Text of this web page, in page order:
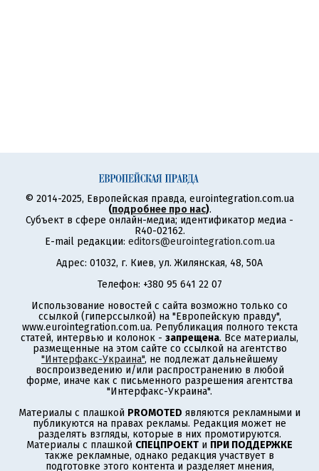
© 2014-2025, Европейская правда, eurointegration.com.ua
(подробнее про нас).
Субъект в сфере онлайн-медиа; идентификатор медиа -
R40-02162.
E-mail редакции: editors@eurointegration.com.ua
Адрес: 01032, г. Киев, ул. Жилянская, 48, 50А
Телефон: +380 95 641 22 07
Использование новостей с сайта возможно только со
ссылкой (гиперссылкой) на "Европейскую правду",
www.eurointegration.com.ua. Републикация полного текста
статей, интервью и колонок - запрещена. Все материалы,
размещенные на этом сайте со ссылкой на агентство
"Интерфакс-Украина", не подлежат дальнейшему
воспроизведению и/или распространению в любой
форме, иначе как с письменного разрешения агентства
"Интерфакс-Украина".
Материалы с плашкой PROMOTED являются рекламными и
публикуются на правах рекламы. Редакция может не
разделять взгляды, которые в них промотируются.
Материалы с плашкой СПЕЦПРОЕКТ и ПРИ ПОДДЕРЖКЕ
также рекламные, однако редакция участвует в
подготовке этого контента и разделяет мнения,